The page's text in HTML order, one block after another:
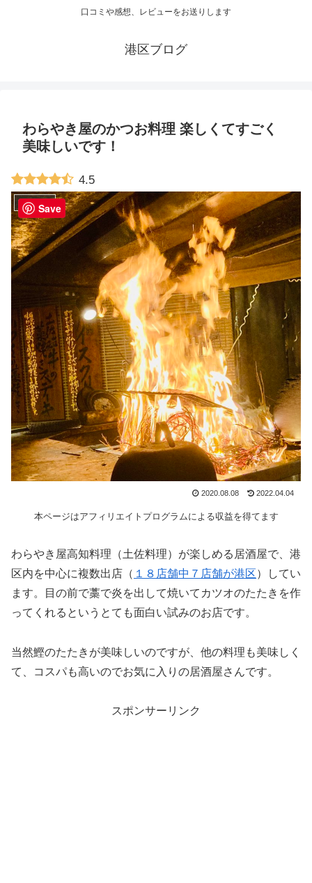
口コミや感想、レビューをお送りします
港区ブログ
わらやき屋のかつお料理 楽しくてすごく
美味しいです！
4.5
レストラン
2020.08.08 2022.04.04
本ページはアフィリエイトプログラムによる収益を得てます
わらやき屋高知料理（土佐料理）が楽しめる居酒屋で、港
区内を中心に複数出店（ １８店舗中７店舗が港区）してい
ます。目の前で藁で炎を出して焼いてカツオのたたきを作
ってくれるというとても面白い試みのお店です。
当然鰹のたたきが美味しいのですが、他の料理も美味しく
て、コスパも高いのでお気に入りの居酒屋さんです。
スポンサーリンク
Save